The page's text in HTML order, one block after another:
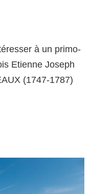
à un primo-
Etienne Joseph
(1747-1787)